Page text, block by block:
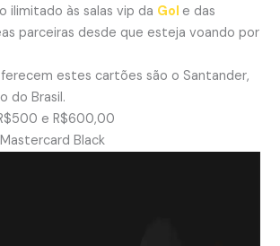
ilimitado às salas vip da Gol e das
parceiras desde que esteja voando por
estes cartões são o Santander,
do Brasil.
e R$600,00
Black